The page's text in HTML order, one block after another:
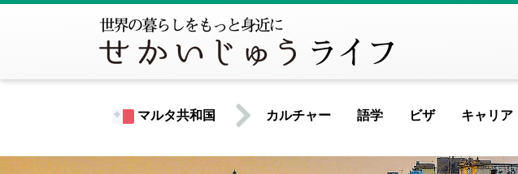
マルタ共和国 語学 ビザ キャリア
カルチャー